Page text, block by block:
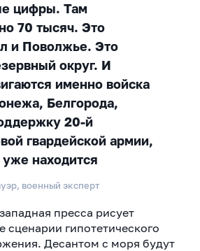
цифры. Там
70 тысяч. Это
и Поволжье. Это
округ. И
именно войска
Белгорода,
20-й
гвардейской армии,
уже находится
военный эксперт
пресса рисует
сценарии гипотетического
Десантом с моря будут